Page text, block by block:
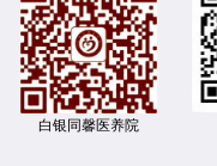
白银同馨医养院